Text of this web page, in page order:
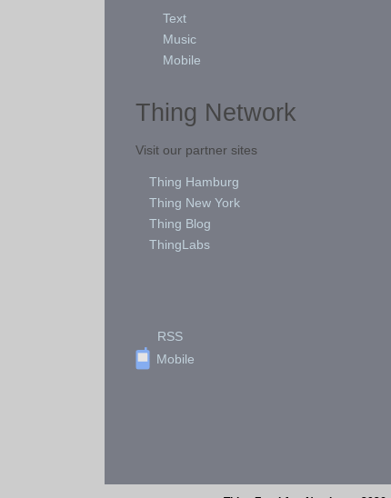
Text
Music
Mobile
Thing Network
Visit our partner sites
Thing Hamburg
Thing New York
Thing Blog
ThingLabs
RSS
Mobile